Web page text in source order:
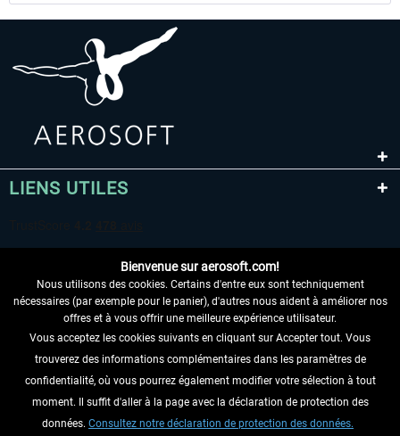
LIENS UTILES
RENONCER AU CONTRAT ICI
INFORMATIONS
NE MANQUEZ PAS LES DERNIÈRES
Bienvenue sur aerosoft.com!
Nous utilisons des cookies. Certains d'entre eux sont techniquement
nécessaires (par exemple pour le panier), d'autres nous aident à améliorer nos
offres et à vous offrir une meilleure expérience utilisateur.
Vous acceptez les cookies suivants en cliquant sur Accepter tout. Vous
trouverez des informations complémentaires dans les paramètres de
confidentialité, où vous pourrez également modifier votre sélection à tout
moment. Il suffit d'aller à la page avec la déclaration de protection des
données. Consultez notre déclaration de protection des données.